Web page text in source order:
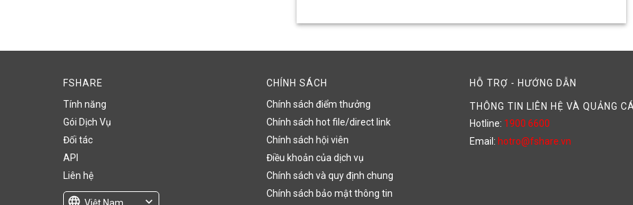
FSHARE
Tính năng
Gói Dịch Vụ
Đối tác
API
Liên hệ
language Việt Nam expand_more
CHÍNH SÁCH
Chính sách điểm thưởng
Chính sách hot file/direct link
Chính sách hội viên
Điều khoản của dịch vụ
Chính sách và quy định chung
Chính sách bảo mật thông tin
HỖ TRỢ - HƯỚNG DẪN
THÔNG TIN LIÊN HỆ VÀ QUẢNG
Hotline: 1900 6600
Email: hotro@fshare.vn